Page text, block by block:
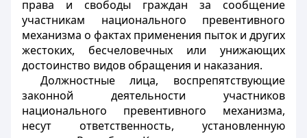
права и свободы граждан за сообщение
участникам национального превентивного
механизма о фактах применения пыток и других
жестоких, бесчеловечных или унижающих
достоинство видов обращения и наказания.
Должностные лица, воспрепятствующие
законной деятельности участников
национального превентивного механизма,
несут ответственность, установленную